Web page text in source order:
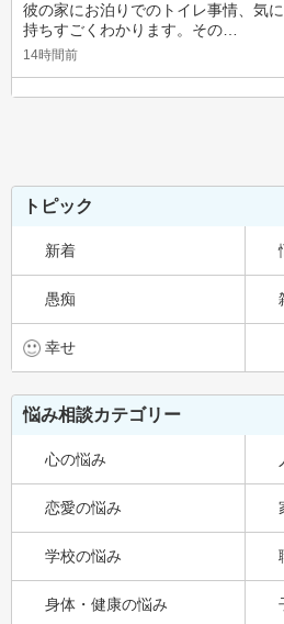
彼の家にお泊りでのトイレ事情、気
持ちすごくわかります。その…
14時間前
トピック
新着
愚痴
幸せ
悩み相談カテゴリー
心の悩み
恋愛の悩み
学校の悩み
身体・健康の悩み